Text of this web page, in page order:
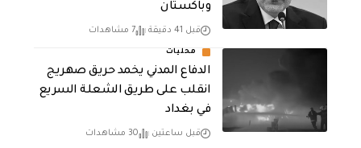
وباكستان
قبل 41 دقيقة 7 مشاهدات
محليات
الدفاع المدني يخمد حريق صهريج
انقلب على طريق الشعلة السريع
في بغداد
قبل ساعتين 30 مشاهدات